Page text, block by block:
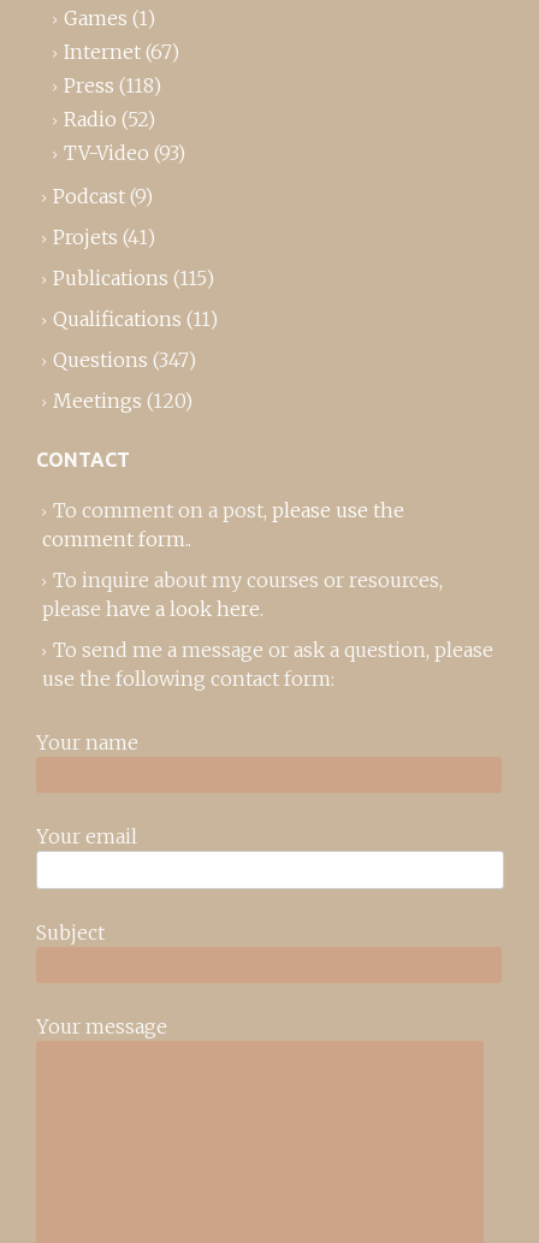
Games (1)
Internet (67)
Press (118)
Radio (52)
TV-Video (93)
Podcast (9)
Projets (41)
Publications (115)
Qualifications (11)
Questions (347)
Meetings (120)
CONTACT
To comment on a post, please use the
comment form..
To inquire about my courses or resources,
please have a look here.
To send me a message or ask a question, please
use the following contact form:
Your name
Your email
Subject
Your message